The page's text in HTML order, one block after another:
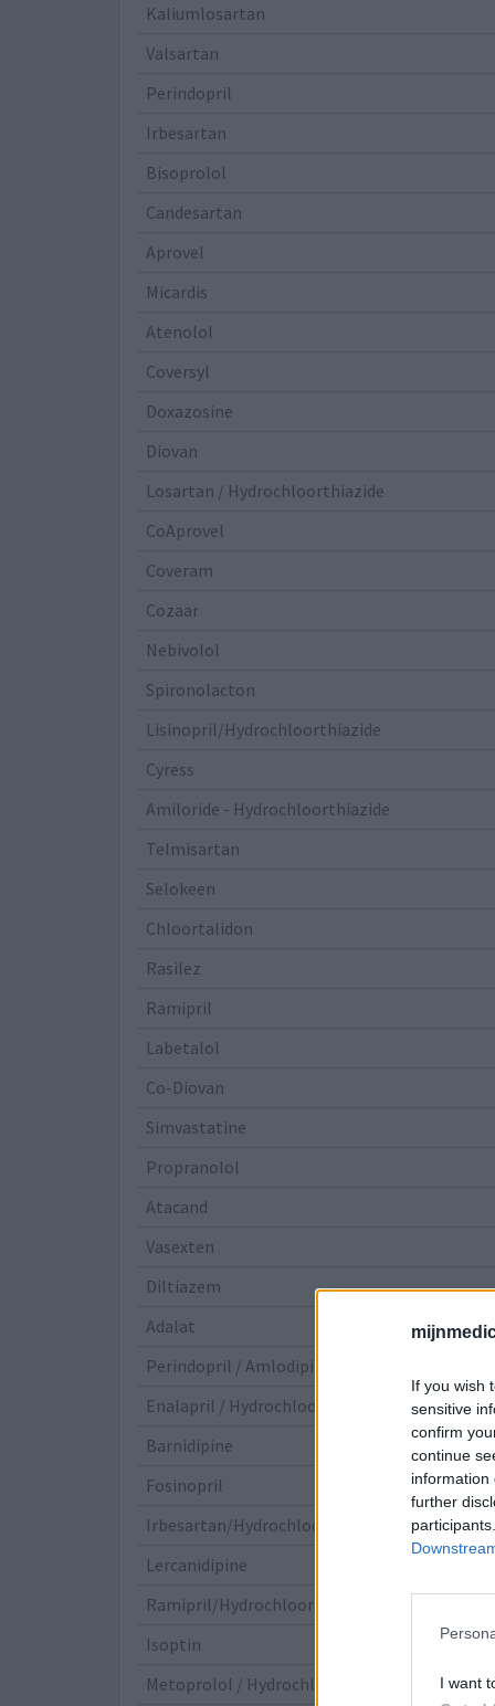
If you wish
sensitive
confirm
continue
information
further
I want
Kaliumlosartan
Valsartan
Perindopril
Irbesartan
Bisoprolol
Candesartan
Aprovel
Micardis
Atenolol
Coversyl
Doxazosine
Diovan
Losartan / Hydrochloorthiazide
CoAprovel
Coveram
Cozaar
Nebivolol
Spironolacton
Lisinopril/Hydrochloorthiazide
Cyress
Amiloride - Hydrochloorthiazide
Telmisartan
Selokeen
Chloortalidon
Rasilez
Ramipril
Labetalol
Co-Diovan
Simvastatine
Propranolol
Atacand
Vasexten
Diltiazem
Adalat
Perindopril / Amlodipine
Enalapril / Hydrochloorthiazide
Barnidipine
Fosinopril
Irbesartan/Hydrochloorthiazide
Lercanidipine
Ramipril/Hydrochloorthiazide
Isoptin
Metoprolol / Hydrochloorthiazide